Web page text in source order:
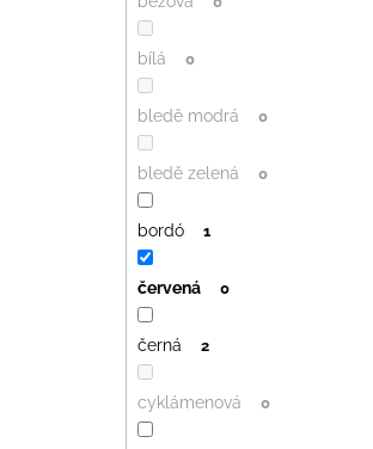
bílá 0
bledě modrá 0
bledě zelená 0
bordó 1
červená 0
černá 2
cyklámenová 0